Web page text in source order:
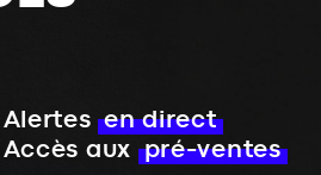
Alertes en direct
Accès aux pré-ventes